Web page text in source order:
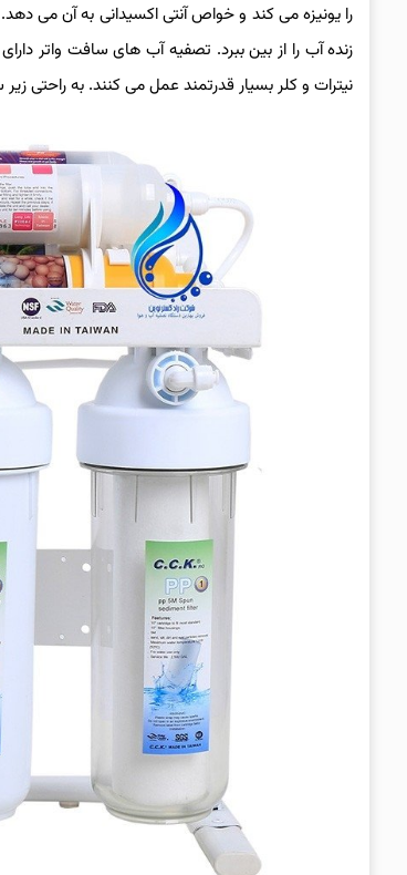
زنده آب را از بین ببرد. تصفیه آب های سافت واتر
نیترات و کلر بسیار قدرتمند عمل می کنند. به راحتی